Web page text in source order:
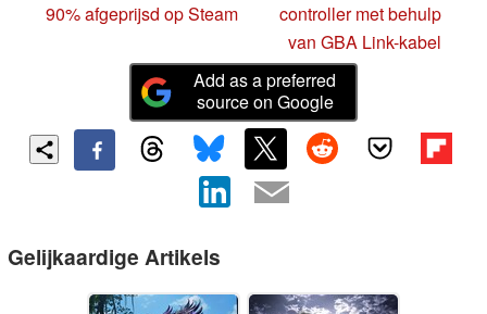
90% afgeprijsd op Steam
controller met behulp
van GBA Link-kabel
Add as a preferred
source on Google
Gelijkaardige Artikels